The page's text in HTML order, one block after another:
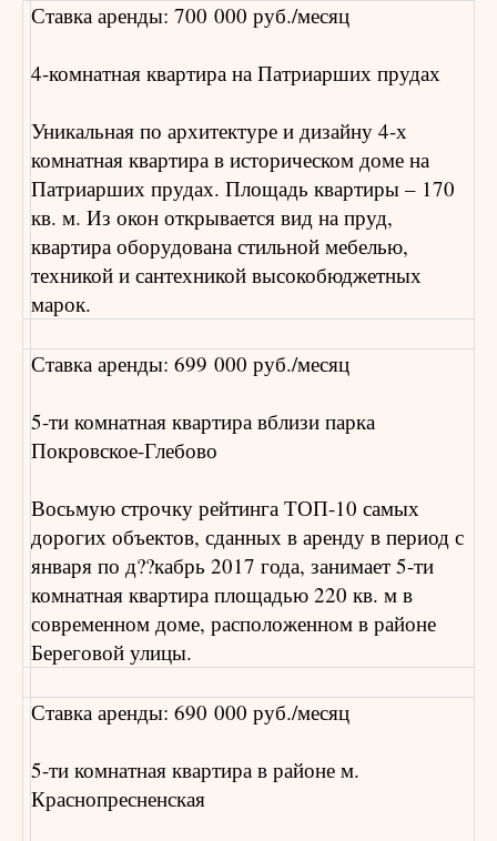
Ставка аренды: 700 000 руб./месяц
4-комнатная квартира на Патриарших прудах
Уникальная по архитектуре и дизайну 4-х
комнатная квартира в историческом доме на
Патриарших прудах. Площадь квартиры – 170
кв. м. Из окон открывается вид на пруд,
квартира оборудована стильной мебелью,
техникой и сантехникой высокобюджетных
марок.
Ставка аренды: 699 000 руб./месяц
5-ти комнатная квартира вблизи парка
Покровское-Глебово
Восьмую строчку рейтинга ТОП-10 самых
дорогих объектов, сданных в аренду в период с
января по д??кабрь 2017 года, занимает 5-ти
комнатная квартира площадью 220 кв. м в
современном доме, расположенном в районе
Береговой улицы.
Ставка аренды: 690 000 руб./месяц
5-ти комнатная квартира в районе м.
Краснопресненская